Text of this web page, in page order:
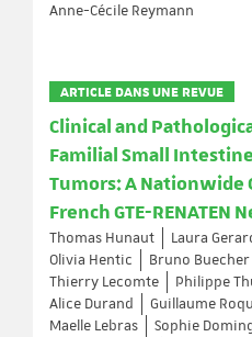
Anne-Cécile Reymann
ARTICLE DANS UNE REVUE
Clinical and
Familial Small
Tumors: A Nationwide
French GTE-RENATEN
Thomas Hunaut Laura
Olivia Hentic
Bruno Buecher
Thierry Lecomte
Philippe
Alice Durand
Guillaume
Maelle Lebras
Sophie